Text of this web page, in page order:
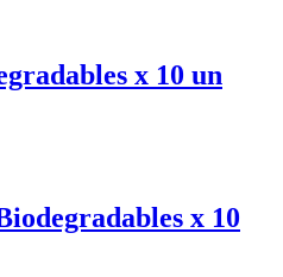
x 10 un
x 10